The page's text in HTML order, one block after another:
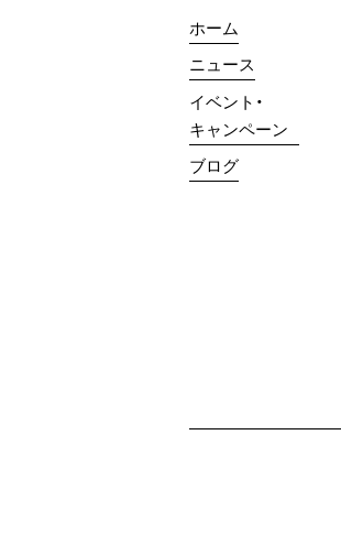
ホーム
ニュース
イベント・
キャンペーン
ブログ